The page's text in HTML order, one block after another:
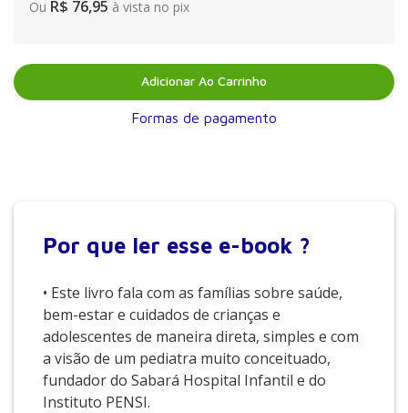
Ou R$ 76,95 à vista no pix
Adicionar Ao Carrinho
Formas de pagamento
Por que ler esse e-book ?
• Este livro fala com as famílias sobre saúde,
bem-estar e cuidados de crianças e
adolescentes de maneira direta, simples e com
a visão de um pediatra muito conceituado,
fundador do Sabará Hospital Infantil e do
Instituto PENSI.